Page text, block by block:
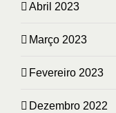
Abril 2023
Março 2023
Fevereiro 2023
Dezembro 2022